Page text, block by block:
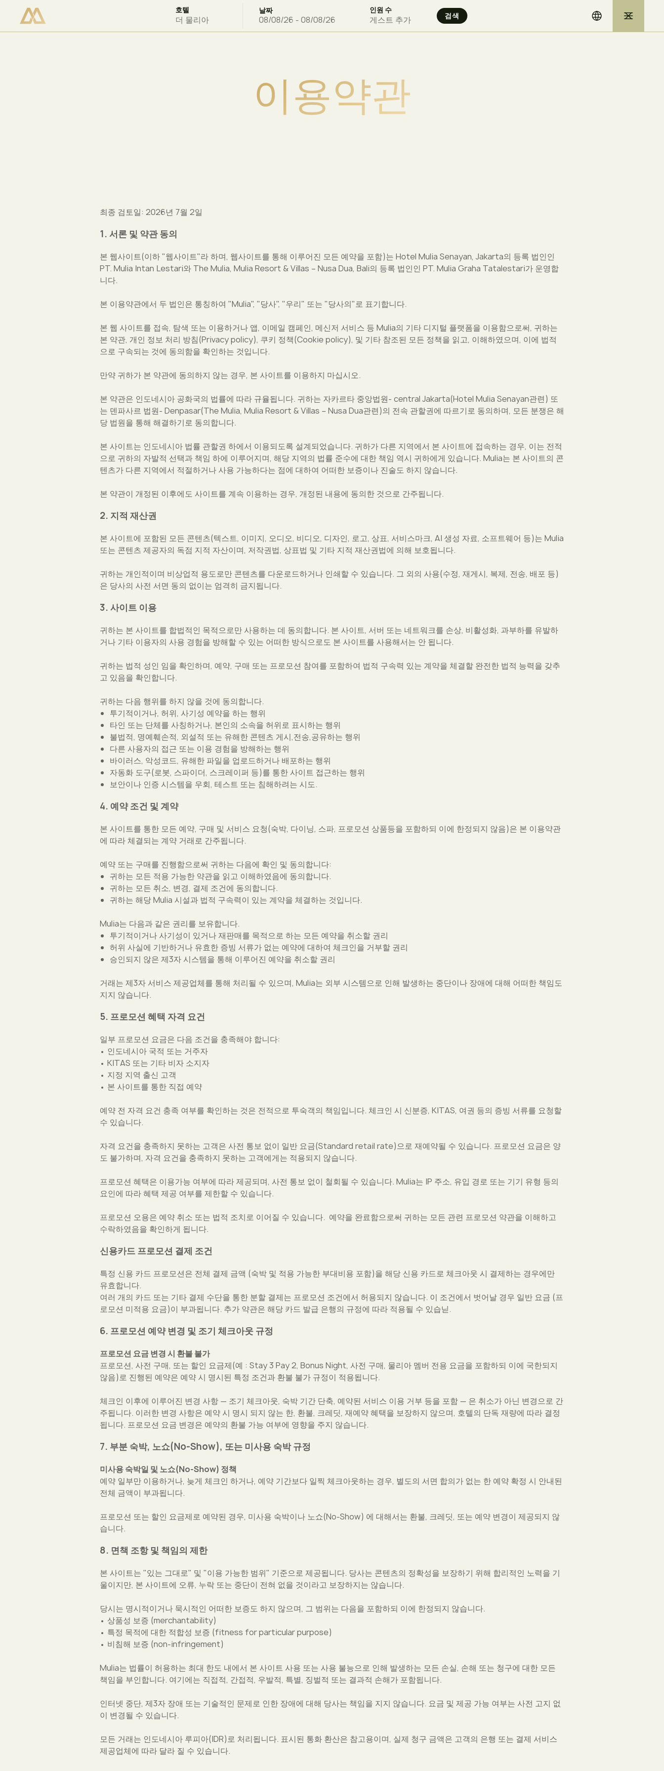
이용 가능 여부 확인
호텔
더 물리아
날짜 인원 수
게스트 추가
이용약관
최종 검토일: 2026년 7월 2일
1. 서론 및 약관 동의
본 웹사이트(이하 "웹사이트"라 하며, 웹사이트를 통해 이루어진 모든 예약을 포함)는 Hotel Mulia Senayan, Jakarta의 등록 법인인
PT. Mulia Intan Lestari와 The Mulia, Mulia Resort & Villas – Nusa Dua, Bali의 등록 법인인 PT. Mulia Graha Tatalestari가 운영합
니다.
본 이용약관에서 두 법인은 통칭하여 "Mulia", "당사", "우리" 또는 "당사의"로 표기합니다.
본 웹 사이트를 접속, 탐색 또는 이용하거나 앱, 이메일 캠페인, 메신저 서비스 등 Mulia의 기타 디지털 플랫폼을 이용함으로써, 귀하는
본 약관, 개인 정보 처리 방침(Privacy policy), 쿠키 정책(Cookie policy), 및 기타 참조된 모든 정책을 읽고, 이해하였으며, 이에 법적
으로 구속되는 것에 동의함을 확인하는 것입니다.
만약 귀하가 본 약관에 동의하지 않는 경우, 본 사이트를 이용하지 마십시오.
본 약관은 인도네시아 공화국의 법률에 따라 규율됩니다. 귀하는 자카르타 중앙법원- central Jakarta(Hotel Mulia Senayan관련) 또
는 덴파사르 법원- Denpasar(The Mulia, Mulia Resort & Villas – Nusa Dua관련)의 전속 관할권에 따르기로 동의하며, 모든 분쟁은 해
당 법원을 통해 해결하기로 동의합니다.
본 사이트는 인도네시아 법률 관할권 하에서 이용되도록 설계되었습니다. 귀하가 다른 지역에서 본 사이트에 접속하는 경우, 이는 전적
으로 귀하의 자발적 선택과 책임 하에 이루어지며, 해당 지역의 법률 준수에 대한 책임 역시 귀하에게 있습니다. Mulia는 본 사이트의 콘
텐츠가 다른 지역에서 적절하거나 사용 가능하다는 점에 대하여 어떠한 보증이나 진술도 하지 않습니다.
본 약관이 개정된 이후에도 사이트를 계속 이용하는 경우, 개정된 내용에 동의한 것으로 간주됩니다.
2. 지적 재산권
본 사이트에 포함된 모든 콘텐츠(텍스트, 이미지, 오디오, 비디오, 디자인, 로고, 상표, 서비스마크, AI 생성 자료, 소프트웨어 등)는 Mulia
또는 콘텐츠 제공자의 독점 지적 자산이며, 저작권법, 상표법 및 기타 지적 재산권법에 의해 보호됩니다.
귀하는 개인적이며 비상업적 용도로만 콘텐츠를 다운로드하거나 인쇄할 수 있습니다. 그 외의 사용(수정, 재게시, 복제, 전송, 배포 등)
은 당사의 사전 서면 동의 없이는 엄격히 금지됩니다.
3. 사이트 이용
귀하는 본 사이트를 합법적인 목적으로만 사용하는 데 동의합니다. 본 사이트, 서버 또는 네트워크를 손상, 비활성화, 과부하를 유발하
거나 기타 이용자의 사용 경험을 방해할 수 있는 어떠한 방식으로도 본 사이트를 사용해서는 안 됩니다.
귀하는 법적 성인 임을 확인하며, 예약, 구매 또는 프로모션 참여를 포함하여 법적 구속력 있는 계약을 체결할 완전한 법적 능력을 갖추
고 있음을 확인합니다.
귀하는 다음 행위를 하지 않을 것에 동의합니다.
투기적이거나, 허위, 사기성 예약을 하는 행위
타인 또는 단체를 사칭하거나, 본인의 소속을 허위로 표시하는 행위
불법적, 명예훼손적, 외설적 또는 유해한 콘텐츠 게시,전송,공유하는 행위
다른 사용자의 접근 또는 이용 경험을 방해하는 행위
바이러스, 악성코드, 유해한 파일을 업로드하거나 배포하는 행위
자동화 도구(로봇, 스파이더, 스크레이퍼 등)를 통한 사이트 접근하는 행위
보안이나 인증 시스템을 우회, 테스트 또는 침해하려는 시도.
4. 예약 조건 및 계약
본 사이트를 통한 모든 예약, 구매 및 서비스 요청(숙박, 다이닝, 스파, 프로모션 상품등을 포함하되 이에 한정되지 않음)은 본 이용약관
에 따라 체결되는 계약 거래로 간주됩니다.
예약 또는 구매를 진행함으로써 귀하는 다음에 확인 및 동의합니다:
귀하는 모든 적용 가능한 약관을 읽고 이해하였음에 동의합니다.
귀하는 모든 취소, 변경, 결제 조건에 동의합니다.
귀하는 해당 Mulia 시설과 법적 구속력이 있는 계약을 체결하는 것입니다.
Mulia는 다음과 같은 권리를 보유합니다.
투기적이거나 사기성이 있거나 재판매를 목적으로 하는 모든 예약을 취소할 권리
허위 사실에 기반하거나 유효한 증빙 서류가 없는 예약에 대하여 체크인을 거부할 권리
승인되지 않은 제3자 시스템을 통해 이루어진 예약을 취소할 권리
거래는 제3자 서비스 제공업체를 통해 처리될 수 있으며, Mulia는 외부 시스템으로 인해 발생하는 중단이나 장애에 대해 어떠한 책임도
지지 않습니다.
5. 프로모션 혜택 자격 요건
일부 프로모션 요금은 다음 조건을 충족해야 합니다:
• 인도네시아 국적 또는 거주자
• KITAS 또는 기타 비자 소지자
• 지정 지역 출신 고객
• 본 사이트를 통한 직접 예약
예약 전 자격 요건 충족 여부를 확인하는 것은 전적으로 투숙객의 책임입니다. 체크인 시 신분증, KITAS, 여권 등의 증빙 서류를 요청할
수 있습니다.
자격 요건을 충족하지 못하는 고객은 사전 통보 없이 일반 요금(Standard retail rate)으로 재예약될 수 있습니다. 프로모션 요금은 양
도 불가하며, 자격 요건을 충족하지 못하는 고객에게는 적용되지 않습니다.
프로모션 혜택은 이용가능 여부에 따라 제공되며, 사전 통보 없이 철회될 수 있습니다. Mulia는 IP 주소, 유입 경로 또는 기기 유형 등의
요인에 따라 혜택 제공 여부를 제한할 수 있습니다.
프로모션 오용은 예약 취소 또는 법적 조치로 이어질 수 있습니다. 예약을 완료함으로써 귀하는 모든 관련 프로모션 약관을 이해하고
수락하였음을 확인하게 됩니다.
신용카드 프로모션 결제 조건
특정 신용 카드 프로모션은 전체 결제 금액 (숙박 및 적용 가능한 부대비용 포함)을 해당 신용 카드로 체크아웃 시 결제하는 경우에만
유효합니다.
여러 개의 카드 또는 기타 결제 수단을 통한 분할 결제는 프로모션 조건에서 허용되지 않습니다. 이 조건에서 벗어날 경우 일반 요금 (프
로모션 미적용 요금)이 부과됩니다. 추가 약관은 해당 카드 발급 은행의 규정에 따라 적용될 수 있습닏.
6. 프로모션 예약 변경 및 조기 체크아웃 규정
프로모션 요금 변경 시 환불 불가
프로모션, 사전 구매, 또는 할인 요금제(예 : Stay 3 Pay 2, Bonus Night, 사전 구매, 물리아 멤버 전용 요금을 포함하되 이에 국한되지
않음)로 진행된 예약은 예약 시 명시된 특정 조건과 환불 불가 규정이 적용됩니다.
체크인 이후에 이루어진 변경 사항 — 조기 체크아웃, 숙박 기간 단축, 예약된 서비스 이용 거부 등을 포함 — 은 취소가 아닌 변경으로 간
주됩니다. 이러한 변경 사항은 예약 시 명시 되지 않는 한, 환불, 크레딧, 재예약 혜택을 보장하지 않으며, 호텔의 단독 재량에 따라 결정
됩니다. 프로모션 요금 변경은 예약의 환불 가능 여부에 영향을 주지 않습니다.
7. 부분 숙박, 노쇼(No-Show), 또는 미사용 숙박 규정
미사용 숙박일 및 노쇼(No-Show) 정책
예약 일부만 이용하거나, 늦게 체크인 하거나, 예약 기간보다 일찍 체크아웃하는 경우, 별도의 서면 합의가 없는 한 예약 확정 시 안내된
전체 금액이 부과됩니다.
프로모션 또는 할인 요금제로 예약된 경우, 미사용 숙박이나 노쇼(No-Show) 에 대해서는 환불, 크레딧, 또는 예약 변경이 제공되지 않
습니다.
8. 면책 조항 및 책임의 제한
본 사이트는 "있는 그대로" 및 "이용 가능한 범위" 기준으로 제공됩니다. 당사는 콘텐츠의 정확성을 보장하기 위해 합리적인 노력을 기
울이지만, 본 사이트에 오류, 누락 또는 중단이 전혀 없을 것이라고 보장하지는 않습니다.
당시는 명시적이거나 묵시적인 어떠한 보증도 하지 않으며, 그 범위는 다음을 포함하되 이에 한정되지 않습니다.
• 상품성 보증 (merchantability)
• 특정 목적에 대한 적합성 보증 (fitness for particular purpose)
• 비침해 보증 (non-infringement)
Mulia는 법률이 허용하는 최대 한도 내에서 본 사이트 사용 또는 사용 불능으로 인해 발생하는 모든 손실, 손해 또는 청구에 대한 모든
책임을 부인합니다. 여기에는 직접적, 간접적, 우발적, 특별, 징벌적 또는 결과적 손해가 포함됩니다.
인터넷 중단, 제3자 장애 또는 기술적인 문제로 인한 장애에 대해 당사는 책임을 지지 않습니다. 요금 및 제공 가능 여부는 사전 고지 없
이 변경될 수 있습니다.
모든 거래는 인도네시아 루피아(IDR)로 처리됩니다. 표시된 통화 환산은 참고용이며, 실제 청구 금액은 고객의 은행 또는 결제 서비스
제공업체에 따라 달라 질 수 있습니다.